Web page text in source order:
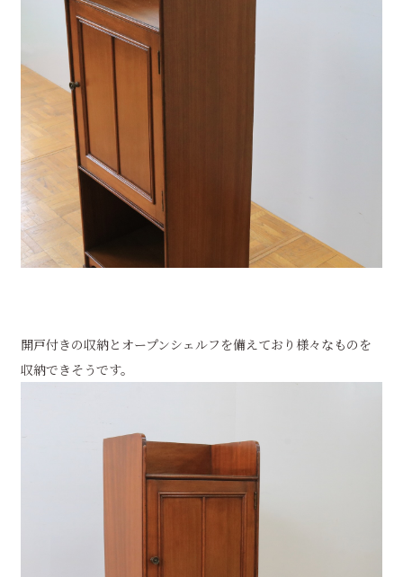
開戸付きの収納とオープンシェルフを備えており様々なものを
収納できそうです。